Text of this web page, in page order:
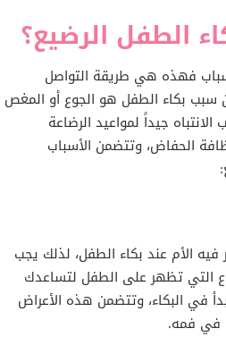
الطفل الرضيع؟
فهذه هي طريقة التواصل
سبب بكاء الطفل هو الجوع أو المغص
جيداً لمواعيد الرضاعة
الحفاض، وتتضمن الأسباب
الأم عند بكاء الطفل، لذلك يجب
التي تظهر على الطفل لتساعدك
في البكاء، وتتضمن هذه الأعراض
في فمه.